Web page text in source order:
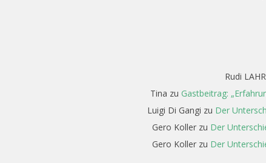
Rudi
Tina zu Gastbeitrag:
Luigi Di Gangi zu Der
Gero Kollerzu Der
Gero Kollerzu Der